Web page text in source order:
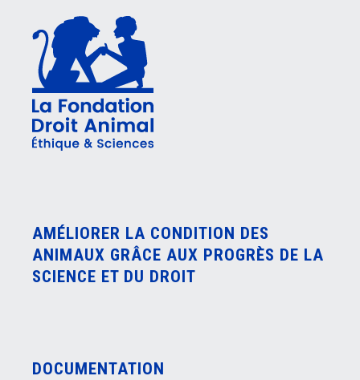
AMÉLIORER LA CONDITION DES
ANIMAUX GRÂCE AUX PROGRÈS DE LA
SCIENCE ET DU DROIT
DOCUMENTATION